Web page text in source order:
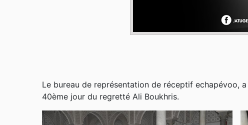
Le bureau de représentation de réceptif echapévoo,
40ème jour du regretté Ali Boukhris.